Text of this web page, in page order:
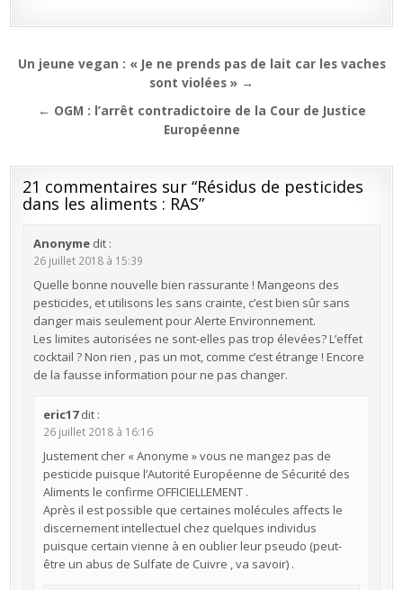
Navigation
l’article
Un jeune vegan : « Je ne prends pas de lait car les vaches
sont violées » →
← OGM : l’arrêt contradictoire de la Cour de Justice
Européenne
21 commentaires sur “Résidus de pesticides
dans les aliments : RAS”
Anonyme dit :
26 juillet 2018 à 15:39
Quelle bonne nouvelle bien rassurante ! Mangeons des
pesticides, et utilisons les sans crainte, c’est bien sûr sans
danger mais seulement pour Alerte Environnement.
Les limites autorisées ne sont-elles pas trop élevées? L’effet
cocktail ? Non rien , pas un mot, comme c’est étrange ! Encore
de la fausse information pour ne pas changer.
eric17 dit :
26 juillet 2018 à 16:16
Justement cher « Anonyme » vous ne mangez pas de
pesticide puisque l’Autorité Européenne de Sécurité des
Aliments le confirme OFFICIELLEMENT .
Après il est possible que certaines molécules affects le
discernement intellectuel chez quelques individus
puisque certain vienne à en oublier leur pseudo (peut-
être un abus de Sulfate de Cuivre , va savoir) .